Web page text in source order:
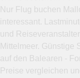
Nur Flug buchen
interessant.
und
Mittelmeer. Günstige
auf den Balearen -
Preise vergleichen